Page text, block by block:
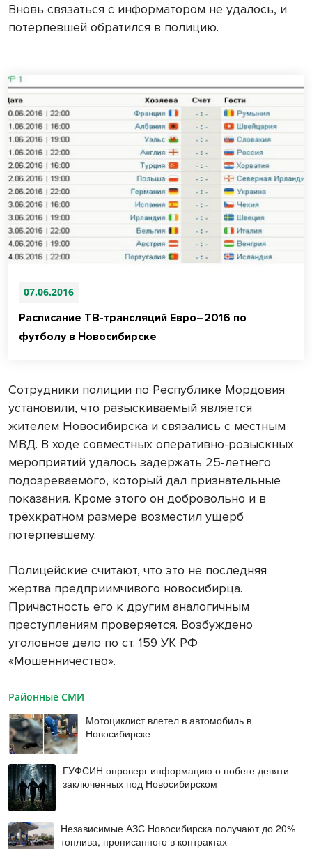
Вновь связаться с информатором не удалось, и
потерпевшей обратился в полицию.
07.06.2016
Расписание ТВ-трансляций Евро–2016 по
футболу в Новосибирске
Сотрудники полиции по Республике Мордовия
установили, что разыскиваемый является
жителем Новосибирска и связались с местным
МВД. В ходе совместных оперативно-розыскных
мероприятий удалось задержать 25-летнего
подозреваемого, который дал признательные
показания. Кроме этого он добровольно и в
трёхкратном размере возместил ущерб
потерпевшему.
Полицейские считают, что это не последняя
жертва предприимчивого новосибирца.
Причастность его к другим аналогичным
преступлениям проверяется. Возбуждено
уголовное дело по ст. 159 УК РФ
«Мошенничество».
Районные СМИ
Мотоциклист влетел в автомобиль в
Новосибирске
ГУФСИН опроверг информацию о побеге девяти
заключенных под Новосибирском
Независимые АЗС Новосибирска получают до 20%
топлива, прописанного в контрактах